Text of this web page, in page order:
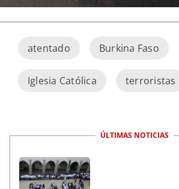
atentado Burkina Faso
Iglesia Católica terroristas
ÚLTIMAS NOTICIAS